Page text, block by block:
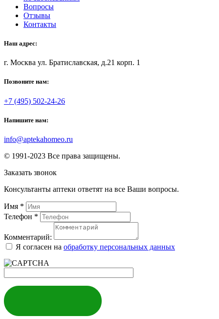
Вопросы
Отзывы
Контакты
Наш адрес:
г. Москва ул. Братиславская, д.21 корп. 1
Позвоните нам:
+7 (495) 502-24-26
Напишите нам:
info@aptekahomeo.ru
© 1991-2023 Все права защищены.
Заказать звонок
Консультанты аптеки ответят на все Ваши вопросы.
Имя *
Телефон *
Комментарий:
Я согласен на обработку персональных данных